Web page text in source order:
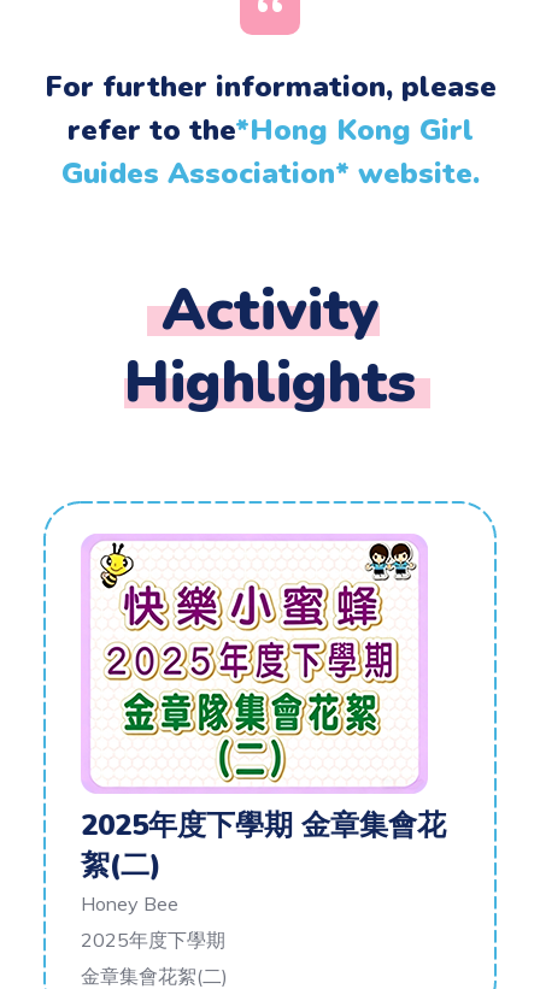
For further information, please
refer to the*Hong Kong Girl
Guides Association* website.
Activity
Highlights
2025年度下學期 金章集會花
絮(二)
Honey Bee
2025年度下學期
金章集會花絮(二)